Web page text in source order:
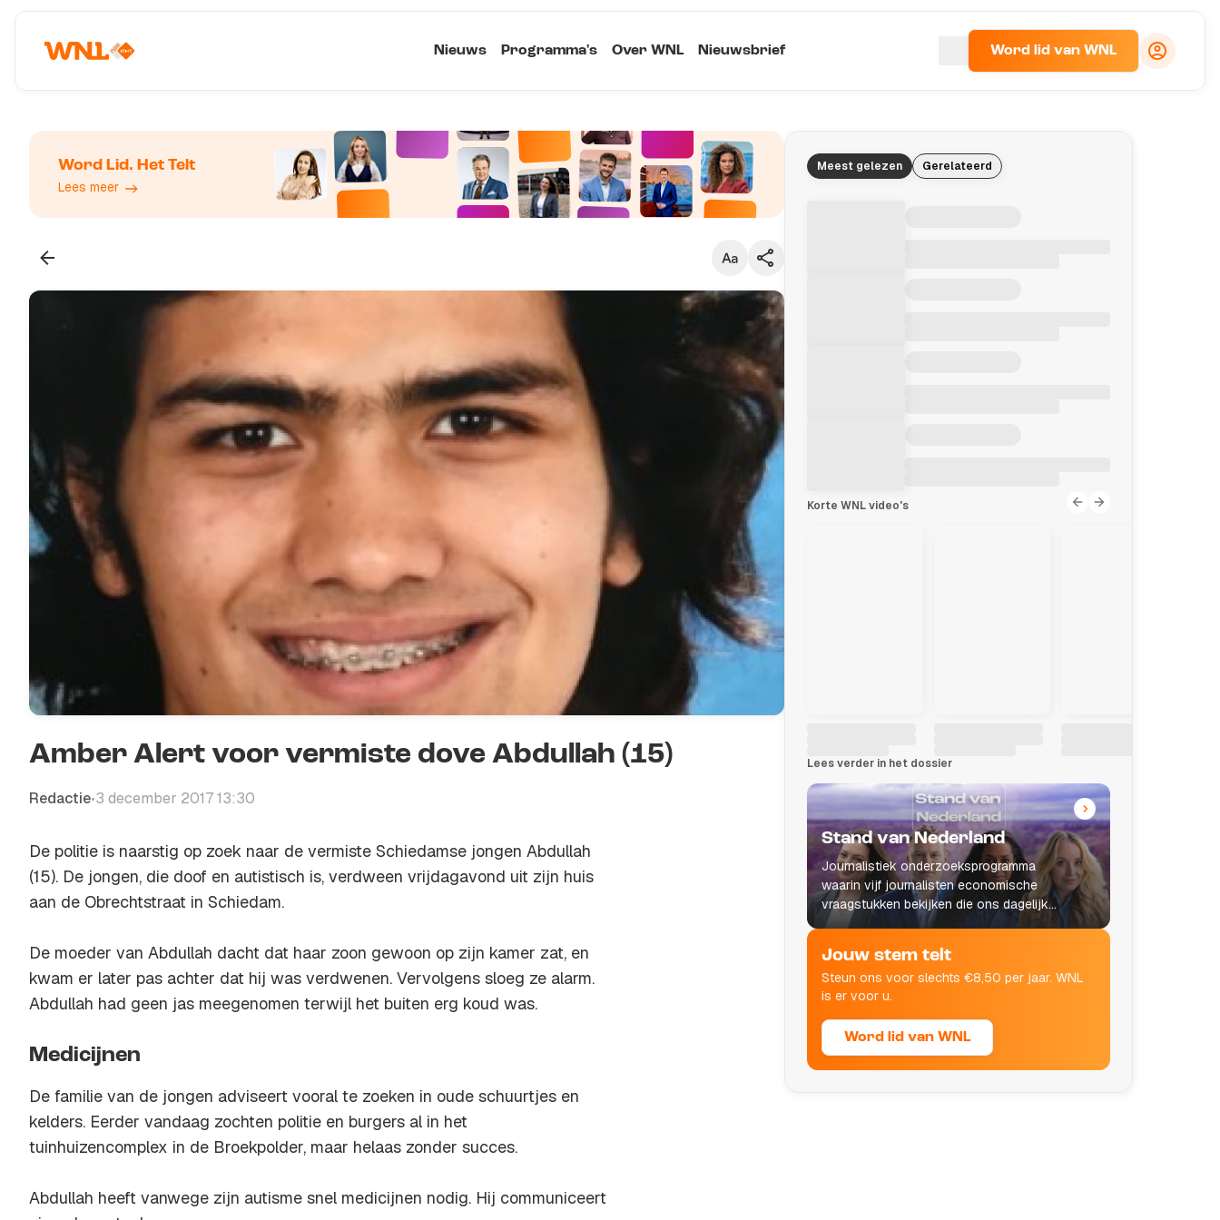
Nieuws Programma's Over WNL Nieuwsbrief Word lid van WNL
Word Lid. Het Telt
Lees meer
Klein
Standaard
Groot
Kopieer link
Amber Alert voor vermiste dove Abdullah (15)
Redactie•3 december 2017 13:30
De politie is naarstig op zoek naar de vermiste Schiedamse jongen Abdullah
(15). De jongen, die doof en autistisch is, verdween vrijdagavond uit zijn huis
aan de Obrechtstraat in Schiedam.
De moeder van Abdullah dacht dat haar zoon gewoon op zijn kamer zat, en
kwam er later pas achter dat hij was verdwenen. Vervolgens sloeg ze alarm.
Abdullah had geen jas meegenomen terwijl het buiten erg koud was.
Medicijnen
De familie van de jongen adviseert vooral te zoeken in oude schuurtjes en
kelders. Eerder vandaag zochten politie en burgers al in het
tuinhuizencomplex in de Broekpolder, maar helaas zonder succes.
Abdullah heeft vanwege zijn autisme snel medicijnen nodig. Hij communiceert
Meest gelezen Gerelateerd
Korte WNL video's
Lees verder in het dossier
Stand van Nederland
Journalistiek onderzoeksprogramma
waarin vijf journalisten economische
vraagstukken bekijken die ons dagelijks
leven raken.
Jouw stem telt
Steun ons voor slechts €8,50 per jaar. WNL
is er voor u.
Word lid van WNL